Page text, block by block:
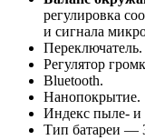
регулировка
и сигнала
Переключатель.
Регулятор
Bluetooth.
Нанопокрытие.
Индекс пыле-
Тип батареи —